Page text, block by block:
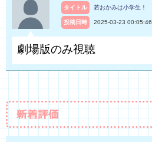
タイトル 若おかみは小学生！
投稿日時 2025-03-23 00:05:46
劇場版のみ視聴